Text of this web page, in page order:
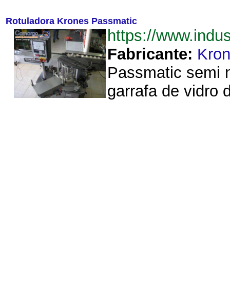
Rotuladora Krones Passmatic
https://
Fabricante:
Passmatic semi
garrafa de vidro